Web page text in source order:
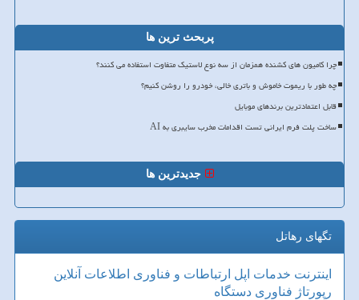
پربحث ترین ها
چرا کامیون های کشنده همزمان از سه نوع لاستیک متفاوت استفاده می کنند؟
چه طور با ریموت خاموش و باتری خالی، خودرو را روشن کنیم؟
قابل اعتمادترین برندهای موبایل
ساخت پلت فرم ایرانی تست اقدامات مخرب سایبری به AI
جدیدترین ها
تگهای رهاتل
اینترنت خدمات اپل ارتباطات و فناوری اطلاعات آنلاین
رپورتاژ فناوری دستگاه